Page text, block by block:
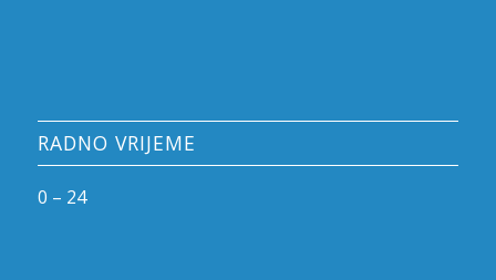
RADNO VRIJEME
0 – 24